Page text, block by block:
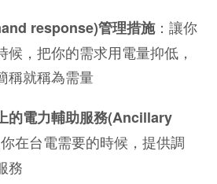
response)管理措施：讓你
候，把你的需求用電量抑低，
稱就稱為需量
的電力輔助服務(Ancillary
你在台電需要的時候，提供調
務